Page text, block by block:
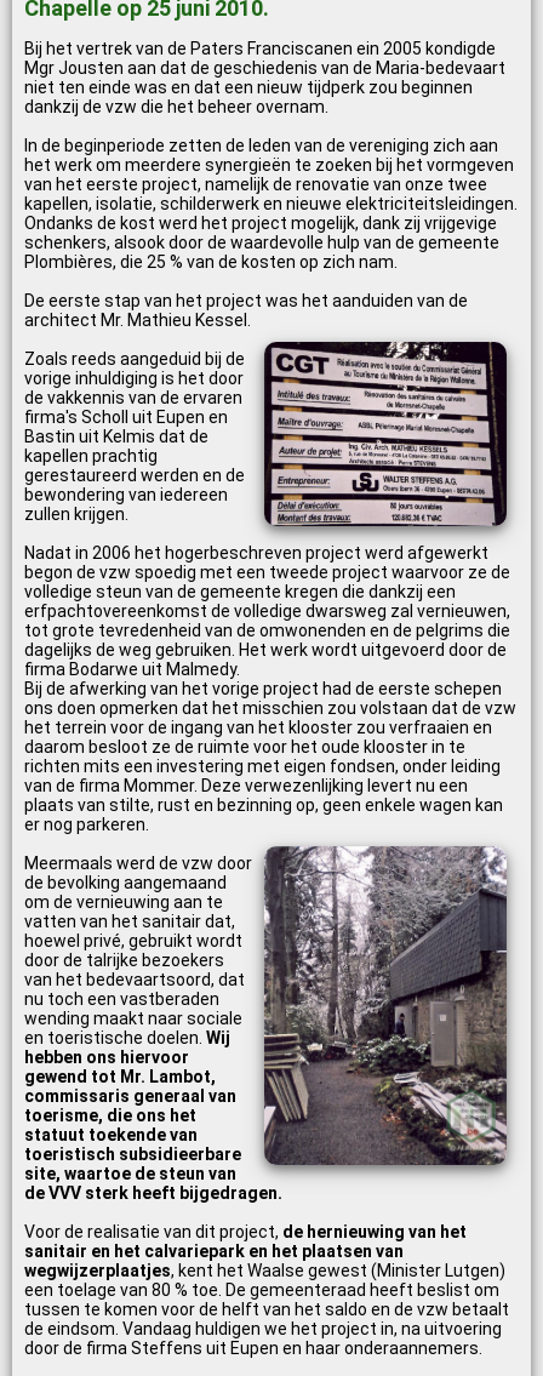
Chapelle op 25 juni 2010.
Bij het vertrek van de Paters Franciscanen ein 2005 kondigde
Mgr Jousten aan dat de geschiedenis van de Maria-bedevaart
niet ten einde was en dat een nieuw tijdperk zou beginnen
dankzij de vzw die het beheer overnam.
In de beginperiode zetten de leden van de vereniging zich aan
het werk om meerdere synergieën te zoeken bij het vormgeven
van het eerste project, namelijk de renovatie van onze twee
kapellen, isolatie, schilderwerk en nieuwe elektriciteitsleidingen.
Ondanks de kost werd het project mogelijk, dank zij vrijgevige
schenkers, alsook door de waardevolle hulp van de gemeente
Plombières, die 25 % van de kosten op zich nam.
De eerste stap van het project was het aanduiden van de
architect Mr. Mathieu Kessel.
Zoals reeds aangeduid bij de
vorige inhuldiging is het door
de vakkennis van de ervaren
firma's Scholl uit Eupen en
Bastin uit Kelmis dat de
kapellen prachtig
gerestaureerd werden en de
bewondering van iedereen
zullen krijgen.
Nadat in 2006 het hogerbeschreven project werd afgewerkt
begon de vzw spoedig met een tweede project waarvoor ze de
volledige steun van de gemeente kregen die dankzij een
erfpachtovereenkomst de volledige dwarsweg zal vernieuwen,
tot grote tevredenheid van de omwonenden en de pelgrims die
dagelijks de weg gebruiken. Het werk wordt uitgevoerd door de
firma Bodarwe uit Malmedy.
Bij de afwerking van het vorige project had de eerste schepen
ons doen opmerken dat het misschien zou volstaan dat de vzw
het terrein voor de ingang van het klooster zou verfraaien en
daarom besloot ze de ruimte voor het oude klooster in te
richten mits een investering met eigen fondsen, onder leiding
van de firma Mommer. Deze verwezenlijking levert nu een
plaats van stilte, rust en bezinning op, geen enkele wagen kan
er nog parkeren.
Meermaals werd de vzw door
de bevolking aangemaand
om de vernieuwing aan te
vatten van het sanitair dat,
hoewel privé, gebruikt wordt
door de talrijke bezoekers
van het bedevaartsoord, dat
nu toch een vastberaden
wending maakt naar sociale
en toeristische doelen. Wij
hebben ons hiervoor
gewend tot Mr. Lambot,
commissaris generaal van
toerisme, die ons het
statuut toekende van
toeristisch subsidieerbare
site, waartoe de steun van
de VVV sterk heeft bijgedragen.
Voor de realisatie van dit project, de hernieuwing van het
sanitair en het calvariepark en het plaatsen van
wegwijzerplaatjes, kent het Waalse gewest (Minister Lutgen)
een toelage van 80 % toe. De gemeenteraad heeft beslist om
tussen te komen voor de helft van het saldo en de vzw betaalt
de eindsom. Vandaag huldigen we het project in, na uitvoering
door de firma Steffens uit Eupen en haar onderaannemers.